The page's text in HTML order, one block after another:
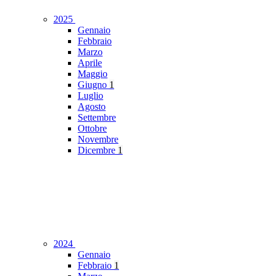
2025
Gennaio
Febbraio
Marzo
Aprile
Maggio
Giugno 1
Luglio
Agosto
Settembre
Ottobre
Novembre
Dicembre 1
2024
Gennaio
Febbraio 1